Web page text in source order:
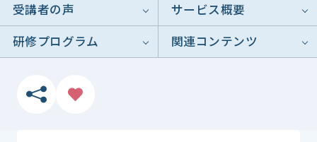
受講者の声
サービス概要
研修プログラム
関連コンテンツ